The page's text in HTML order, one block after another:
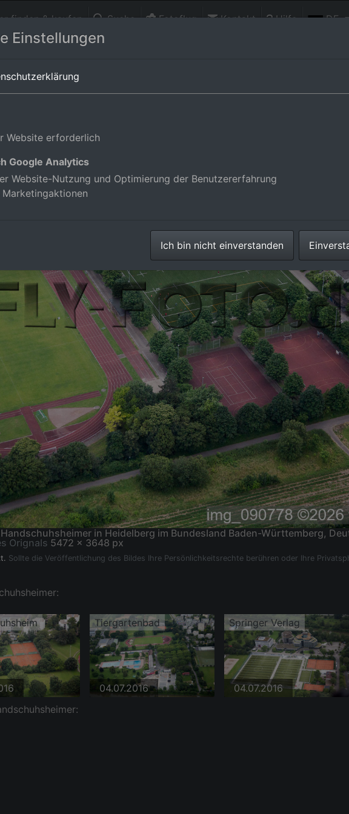
finden & kaufen Suche Fotoflug Kontakt Hilfe DE
in Heidelberg im Bundesland Baden-Württemberg,
Orignals 5472 x 3648 px
Sollte die Veröffentlichung des Bildes Ihre Persönlichkeitsrechte berühren oder Ihre
Tiergartenbad
04.07.2016
Springer Verlag
04.07.2016
Einstellungen
Website erforderlich
Google Analytics
Website-Nutzung und Optimierung der Benutzererfahrung
Ich bin nicht einverstanden